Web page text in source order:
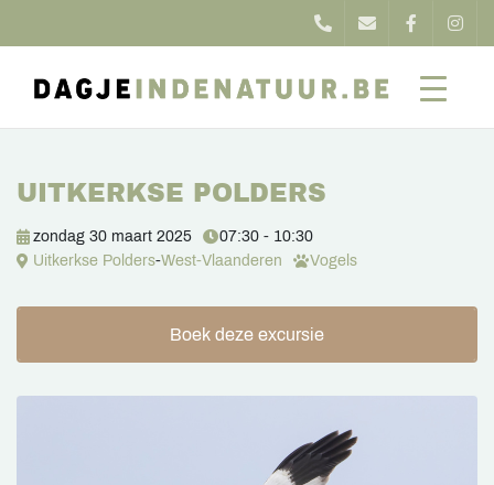
UITKERKSE POLDERS
zondag 30 maart 2025
07:30 - 10:30
Uitkerkse Polders-West-Vlaanderen Vogels
Boek deze excursie